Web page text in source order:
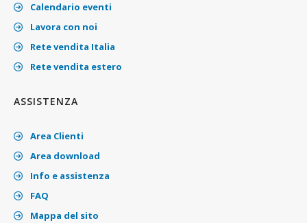
Calendario eventi
Lavora con noi
Rete vendita Italia
Rete vendita estero
ASSISTENZA
Area Clienti
Area download
Info e assistenza
FAQ
Mappa del sito